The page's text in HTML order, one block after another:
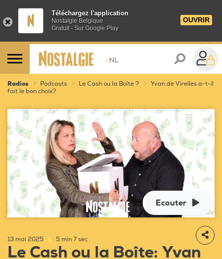
Téléchargez l'application
Nostalgie Belgique
Gratuit - Sur Google Play
OUVRIR
> NL
Radios Podcasts Le Cash ou la Boîte ?
Yvan de Virelles a-t-il
fait le bon choix?
Ecouter
13 mai 2025 5 min 7 sec
Le Cash ou la Boîte: Yvan